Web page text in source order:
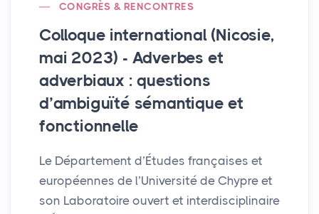
CONGRÈS & RENCONTRES
Colloque international (Nicosie,
mai 2023) - Adverbes et
adverbiaux : questions
d’ambiguïté sémantique et
fonctionnelle
Le Département d’Études françaises et
européennes de l’Université de Chypre et
son Laboratoire ouvert et interdisciplinaire